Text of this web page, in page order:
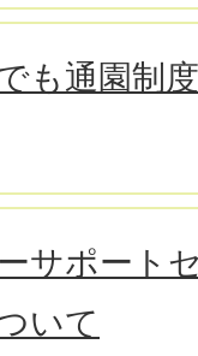
も通園制
サポート
いて